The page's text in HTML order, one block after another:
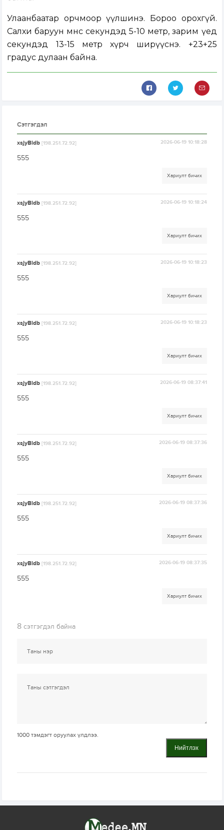
Улаанбаатар орчмоор үүлшинэ. Бороо орохгүй.
Салхи баруун өмнөөс секундэд 5-10 метр, зарим үед
секундэд 13-15 метр хүрч ширүүснэ. +23+25
градус дулаан байна.
Сэтгэгдэл
xsjyBldb[198.251.72.92] 2026-06-19 10:18:28
555
Хариулт бичих
xsjyBldb[198.251.72.92] 2026-06-19 10:18:24
555
Хариулт бичих
xsjyBldb[198.251.72.92] 2026-06-19 10:18:23
555
Хариулт бичих
xsjyBldb[198.251.72.92] 2026-06-19 10:18:23
555
Хариулт бичих
xsjyBldb[198.251.72.92] 2026-06-19 08:37:41
555
Хариулт бичих
xsjyBldb[198.251.72.92] 2026-06-19 08:37:36
555
Хариулт бичих
xsjyBldb[198.251.72.92] 2026-06-19 08:37:36
555
Хариулт бичих
xsjyBldb[198.251.72.92] 2026-06-19 08:37:35
555
Хариулт бичих
8 сэтгэгдэл байна
1000 тэмдэгт оруулах үлдлээ.
Нийтлэх